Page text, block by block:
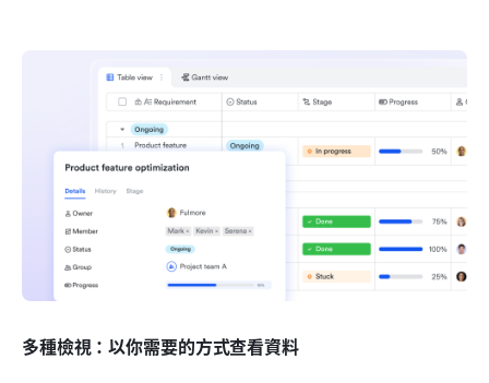
多種檢視：以你需要的方式查看資料